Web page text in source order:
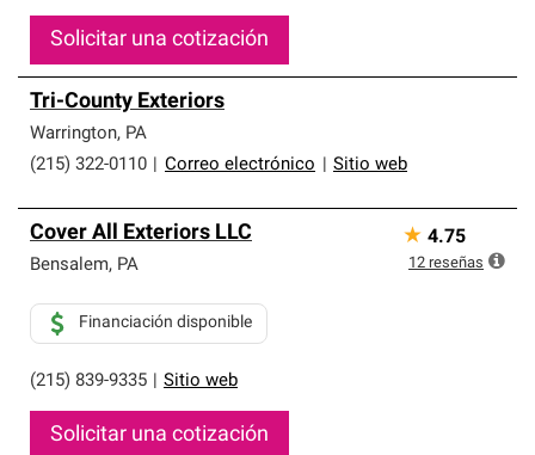
Solicitar una cotización
Tri-County Exteriors
Warrington, PA
(215) 322-0110
Correo electrónico Sitio web
Cover All Exteriors LLC
Bensalem, PA
(215) 839-9335 Sitio web
Financiación disponible
Solicitar una cotización
★ 4.75
12 reseñas